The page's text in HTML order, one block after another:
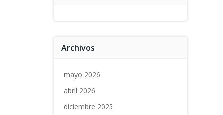
Archivos
mayo 2026
abril 2026
diciembre 2025